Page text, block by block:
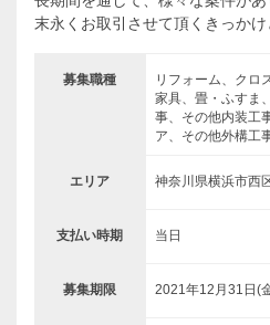
末永くお取引させて頂くきっかけ
募集職種
リフォーム、クロ
家具、畳・ふすま
事、その他内装工
ア、その他外構工
エリア 神奈川県横浜市西
支払い時期 当日
募集期限 2021年12月31日(